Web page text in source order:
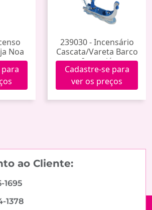
Noa
239030 - Incensário
Cascata/Vareta Barco
Iemanjá
Cadastre-se para
ver os preços
ao Cliente:
1695
1378